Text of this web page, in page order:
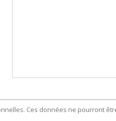
Ces données ne pourront